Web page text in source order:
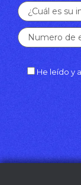
He leído y